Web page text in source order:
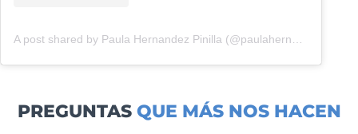
PREGUNTAS QUE MÁS NOS HACEN